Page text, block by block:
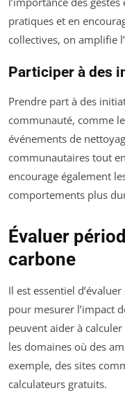
pratiques et en
collectives, on amplifie
Participer à des
Prendre part à des
communauté, comme
événements de
communautaires tout
encourage également
comportements plus
Évaluer
carbone
Il est essentiel
pour mesurer l’impact
peuvent aider à
les domaines où des
exemple, des sites
calculateurs gratuits.